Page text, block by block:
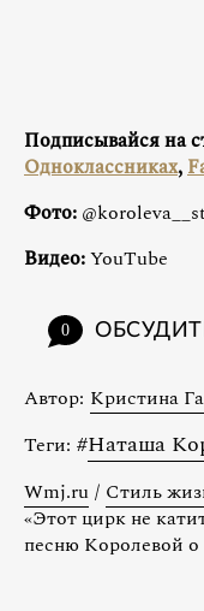
Подписывайся на
Одноклассниках,
Фото:
Видео:YouTube
0
Автор: Кристина
Теги: #Наташа
Wmj.ru / Стиль
«Этот цирк не
песню Королевой о